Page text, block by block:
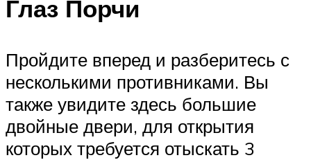
Глаз Порчи
Пройдите вперед и разберитесь с
несколькими противниками. Вы
также увидите здесь большие
двойные двери, для открытия
которых требуется отыскать 3